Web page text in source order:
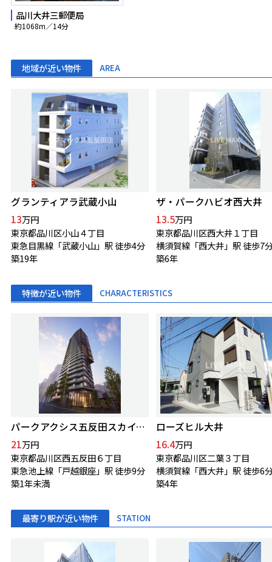
品川大井三郵便局
約1068m／14分
地域が近い物件 AREA
グランティアラ武蔵小山
13万円
東京都品川区小山４丁目
東急目黒線「武蔵小山」駅 徒歩4分
築19年
ザ・パークハビオ西大井
13.5万円
東京都品川区西大井１丁目
横須賀線「西大井」駅 徒歩7
築6年
特徴が近い物件 CHARACTERISTICS
パークアクシス五反田スカイタワー
21万円
東京都品川区西五反田６丁目
東急池上線「戸越銀座」駅 徒歩9分
築1年未満
ローズヒル大井
16.4万円
東京都品川区二葉３丁目
横須賀線「西大井」駅 徒歩6
築4年
最寄り駅が近い物件 STATION